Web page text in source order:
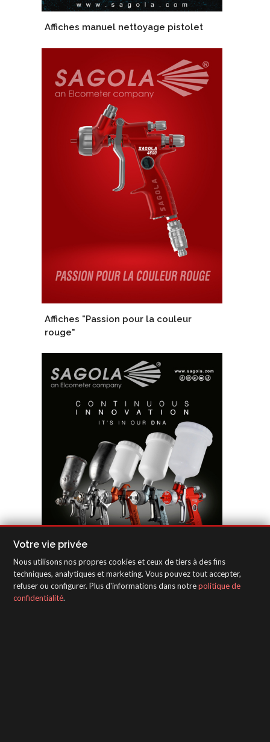
Affiches manuel nettoyage pistolet
Affiches "Passion pour la couleur
rouge"
Votre vie privée
Nous utilisons nos propres cookies et ceux de tiers à des fins
techniques, analytiques et marketing. Vous pouvez tout accepter,
refuser ou configurer. Plus d'informations dans notrepolitique de
confidentialité.